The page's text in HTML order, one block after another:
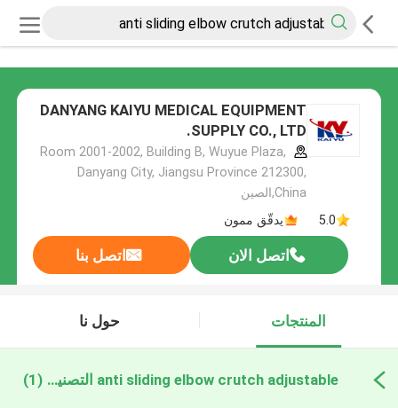
DANYANG KAIYU MEDICAL EQUIPMENT
SUPPLY CO., LTD.
Room 2001-2002, Building B, Wuyue Plaza,
Danyang City, Jiangsu Province 212300,
China,الصين
5.0
يدقّق ممون
اتصل الان اتصل بنا
المنتجات حول نا
anti sliding elbow crutch adjustable التصنيع عبر الإنترنت (1)